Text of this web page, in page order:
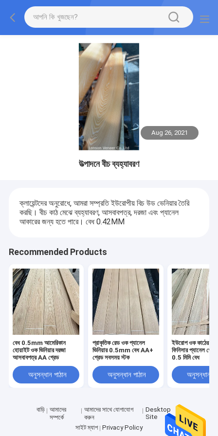
Aug 26, 2021
উত্পাদনে বীচ ব্যহ্যাবরণ
ক্লায়েন্টদের অনুরোধে, আমরা সম্প্রতি ইউরোপীয় বিচ উড ভেনিয়ার তৈরি
করছি। বীচ কাঠ মেঝে ব্যহ্যাবরণ, আসবাবপত্র, দরজা এবং প্যানেল
আকারের জন্য হতে পারে। বেধ 0.42MM
Recommended Products
বেধ 0.5mm আমেরিকান
হোয়াইট ওক ভিনিয়ার দরজা
আসবাবপত্র AA গ্রেড
অনুসন্ধান পাঠান
প্রাকৃতিক রেড ওক প্যানেল
ভিনিয়ার 0.5mm বেধ AA+
গ্রেড সবসময় স্টক
অনুসন্ধান পাঠান
ইউরোপ ওক কাঠের
ফিনিসার প্যানেল
0.5 মিমি বেধ
অনুসন্ধান
বাড়ি
আমাদের
সম্পর্কে
আমাদের সাথে যোগাযোগ
করুন
Desktop
Site
সাইট ম্যাপ
Privacy Policy